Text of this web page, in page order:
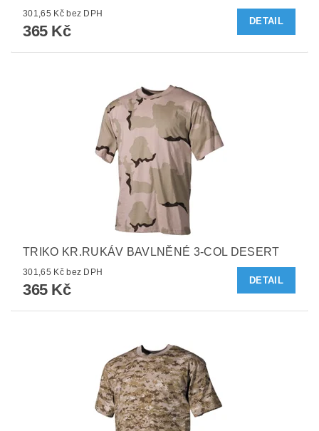
301,65 Kč bez DPH
365 Kč
DETAIL
TRIKO KR.RUKÁV BAVLNĚNÉ 3-COL DESERT
301,65 Kč bez DPH
365 Kč
DETAIL